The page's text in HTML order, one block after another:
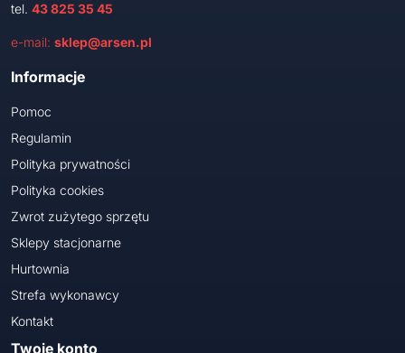
tel. 43 825 35 45
e-mail: sklep@arsen.pl
Informacje
Pomoc
Regulamin
Polityka prywatności
Polityka cookies
Zwrot zużytego sprzętu
Sklepy stacjonarne
Hurtownia
Strefa wykonawcy
Kontakt
Twoje konto